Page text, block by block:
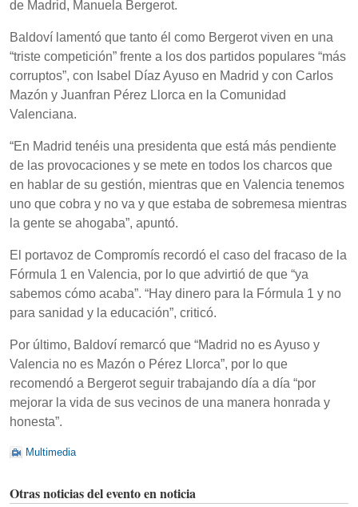
de Madrid, Manuela Bergerot.
Baldoví lamentó que tanto él como Bergerot viven en una
“triste competición” frente a los dos partidos populares “más
corruptos”, con Isabel Díaz Ayuso en Madrid y con Carlos
Mazón y Juanfran Pérez Llorca en la Comunidad
Valenciana.
“En Madrid tenéis una presidenta que está más pendiente
de las provocaciones y se mete en todos los charcos que
en hablar de su gestión, mientras que en Valencia tenemos
uno que cobra y no va y que estaba de sobremesa mientras
la gente se ahogaba”, apuntó.
El portavoz de Compromís recordó el caso del fracaso de la
Fórmula 1 en Valencia, por lo que advirtió de que “ya
sabemos cómo acaba”. “Hay dinero para la Fórmula 1 y no
para sanidad y la educación”, criticó.
Por último, Baldoví remarcó que “Madrid no es Ayuso y
Valencia no es Mazón o Pérez Llorca”, por lo que
recomendó a Bergerot seguir trabajando día a día “por
mejorar la vida de sus vecinos de una manera honrada y
honesta”.
Multimedia
Otras noticias del evento en noticia